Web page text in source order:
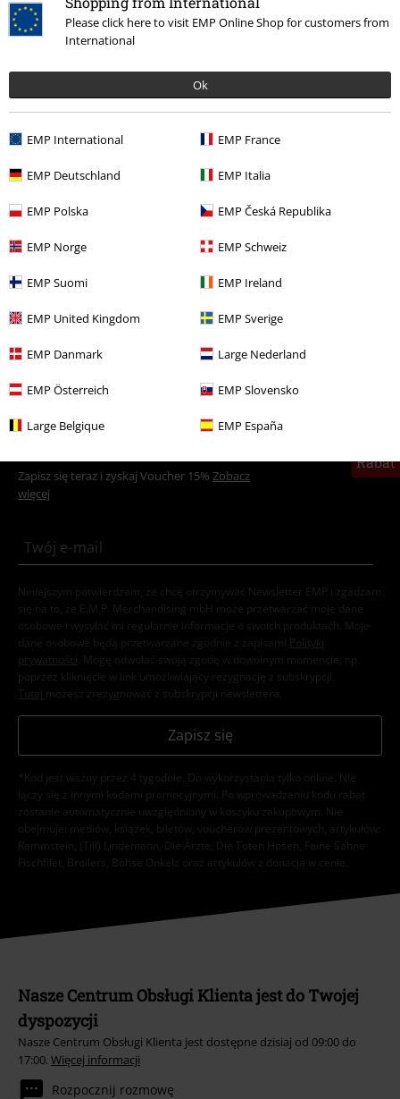
Please click here to visit EMP Online Shop for customers from
International
Ok
EMP International EMP France
EMP Deutschland EMP Italia
EMP Polska EMP Česká Republika
EMP Norge EMP Schweiz
EMP Suomi EMP Ireland
EMP United Kingdom EMP Sverige
EMP Danmark Large Nederland
EMP Österreich EMP Slovensko
Large Belgique EMP España
Motywy Rockwear Rockwear Men
Motywy Rockwear Koszulki i Topy Koszulki
Odzież Koszulki i Topy
Wyprzedaż % Mężczyźni Koszulki & topy
Duże rozmiary Mężczyźni Koszulki
Rabat
Zapisz się teraz i zyskaj Voucher 15% Zobacz
więcej
Niniejszym potwierdzam, że chcę otrzymywać Newsletter EMP i zgadzam
się na to, że E.M.P. Merchandising mbH może przetwarzać moje dane
osobowe i wysyłać mi regularnie informacje o swoich produktach. Moje
dane osobowe będą przetwarzane zgodnie z zapisami
Polityki
prywatności . Mogę odwołać swoją zgodę w dowolnym momencie, np.
poprzez kliknięcie w link umożliwiający rezygnację z subskrypcji.
Tutaj możesz zrezygnować z subskrypcji newslettera.
Zapisz się
*Kod jest ważny przez 4 tygodnie. Do wykorzystania tylko online. NIe
łączy się z innymi kodami promocyjnymi. Po wprowadzeniu kodu rabat
zostanie automatycznie uwzględniony w koszyku zakupowym. Nie
obejmuje: mediów, książek, biletów, voucherów prezentowych, artykułów:
Rammstein, (Till) Lindemann, Die Ärzte, Die Toten Hosen, Feine Sahne
Fischfilet, Broilers, Böhse Onkelz oraz artykułów z donacją w cenie.
Nasze Centrum Obsługi Klienta jest do Twojej
dyspozycji
Nasze Centrum Obsługi Klienta jest dostępne dzisiaj od 09:00 do
17:00. Więcej informacji
Rozpocznij rozmowę